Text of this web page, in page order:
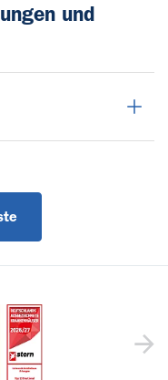
und